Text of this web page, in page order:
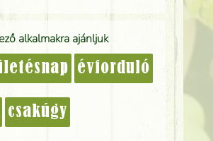
alkalmakra ajánljuk
évforduló
csakúgy